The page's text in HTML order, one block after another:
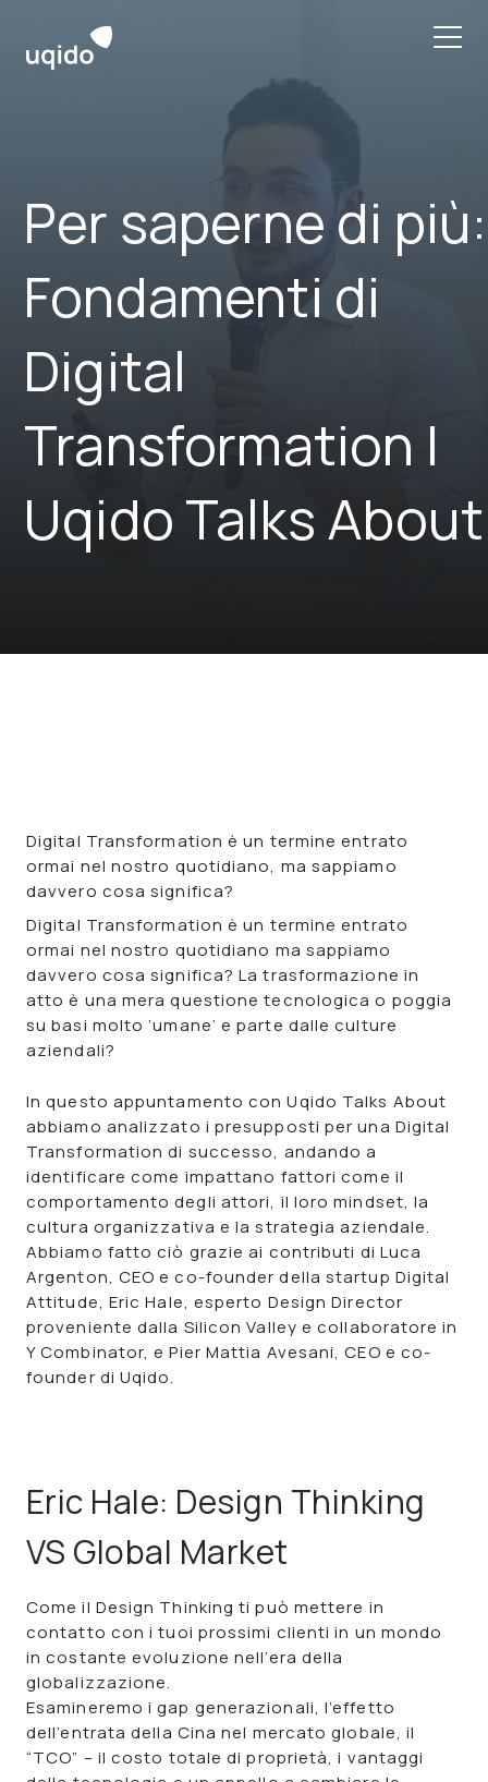
content
Per saperne di più:
Fondamenti di
Digital
Transformation |
Uqido Talks About
Digital Transformation è un termine entrato
ormai nel nostro quotidiano, ma sappiamo
davvero cosa significa?
Digital Transformation è un termine entrato
ormai nel nostro quotidiano ma sappiamo
davvero cosa significa? La trasformazione in
atto è una mera questione tecnologica o poggia
su basi molto ‘umane’ e parte dalle culture
aziendali?
In questo appuntamento con Uqido Talks About
abbiamo analizzato i presupposti per una Digital
Transformation di successo, andando a
identificare come impattano fattori come il
comportamento degli attori, il loro mindset, la
cultura organizzativa e la strategia aziendale.
Abbiamo fatto ciò grazie ai contributi di Luca
Argenton, CEO e co-founder della startup Digital
Attitude, Eric Hale, esperto Design Director
proveniente dalla Silicon Valley e collaboratore in
Y Combinator, e Pier Mattia Avesani, CEO e co-
founder di Uqido.
Eric Hale: Design Thinking
VS Global Market
Come il Design Thinking ti può mettere in
contatto con i tuoi prossimi clienti in un mondo
in costante evoluzione nell’era della
globalizzazione.
Esamineremo i gap generazionali, l’effetto
dell’entrata della Cina nel mercato globale, il
“TCO” – il costo totale di proprietà, i vantaggi